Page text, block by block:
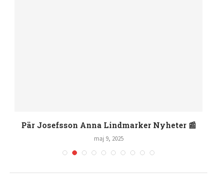
Pär Josefsson Anna Lindmarker Nyheter 📰
maj 9, 2025